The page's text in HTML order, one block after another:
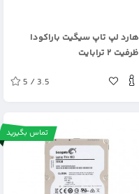
هارد لپ تاپ سیگیت باراکودا
ظرفیت ۲ ترابایت
5 / 3.5
تماس بگیرید